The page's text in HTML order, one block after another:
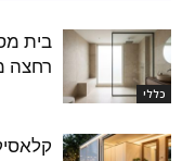
כללי
בית
רחצה